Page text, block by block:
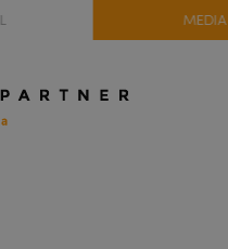
MEDIA